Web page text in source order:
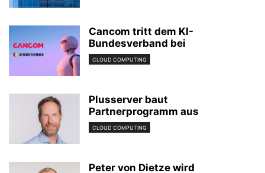
Cancom tritt dem KI-
Bundesverband bei
CLOUD COMPUTING
Plusserver baut
Partnerprogramm aus
CLOUD COMPUTING
Peter von Dietze wird